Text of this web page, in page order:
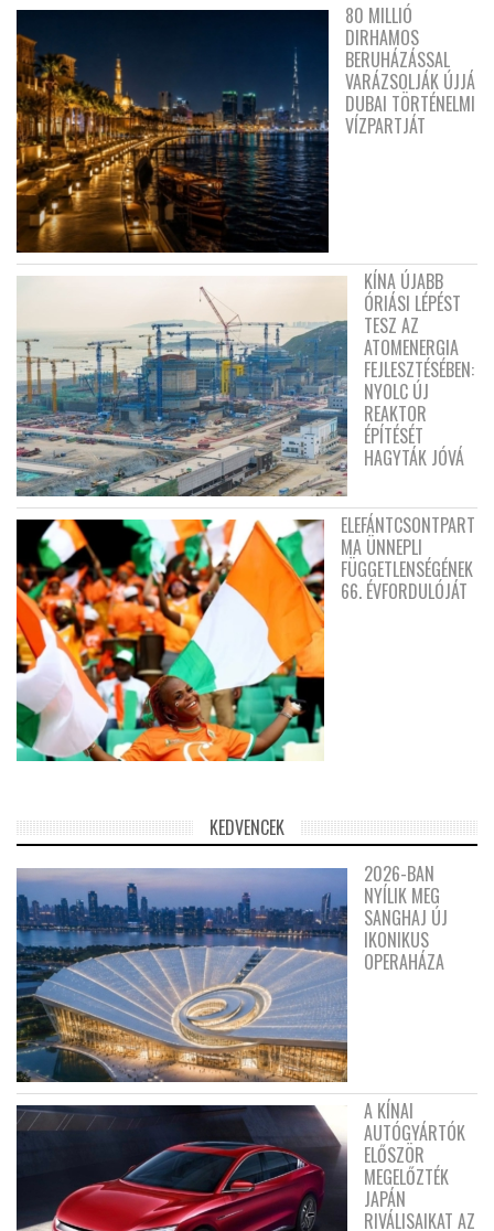
80 MILLIÓ
DIRHAMOS
BERUHÁZÁSSAL
VARÁZSOLJÁK ÚJJÁ
DUBAI TÖRTÉNELMI
VÍZPARTJÁT
KÍNA ÚJABB
ÓRIÁSI LÉPÉST
TESZ AZ
ATOMENERGIA
FEJLESZTÉSÉBEN:
NYOLC ÚJ
REAKTOR
ÉPÍTÉSÉT
HAGYTÁK JÓVÁ
ELEFÁNTCSONTPART
MA ÜNNEPLI
FÜGGETLENSÉGÉNEK
66. ÉVFORDULÓJÁT
KEDVENCEK
2026-BAN
NYÍLIK MEG
SANGHAJ ÚJ
IKONIKUS
OPERAHÁZA
A KÍNAI
AUTÓGYÁRTÓK
ELŐSZÖR
MEGELŐZTÉK
JAPÁN
RIVÁLISAIKAT AZ